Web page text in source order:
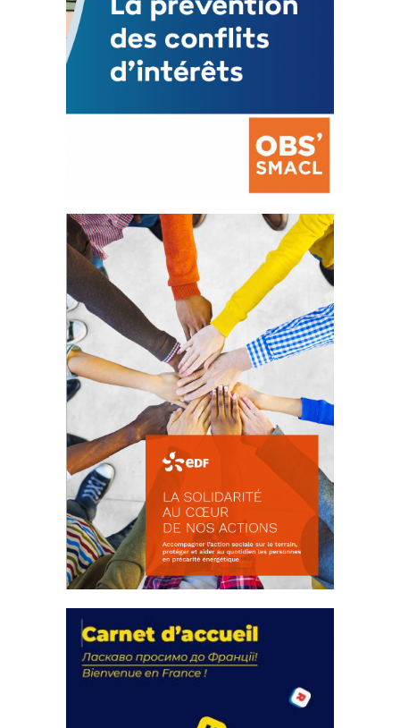
La prévention des conflits
d’intérêts
18 septembre 2023
FEUILLETER
actions
18 septembre 2023
FEUILLETER